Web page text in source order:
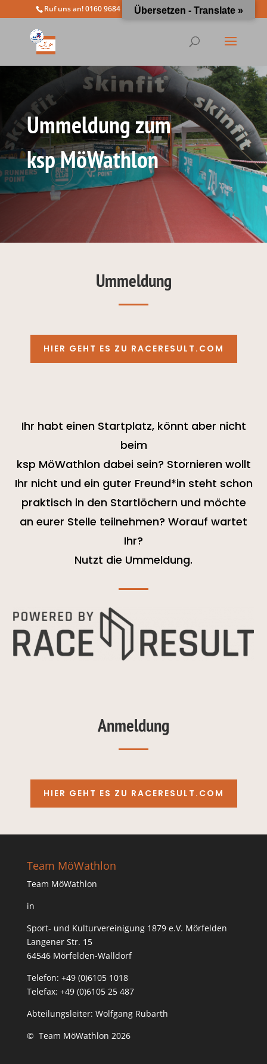
Ruf uns an! 0160 9684 4963 info@moewathlon.de
Ummeldung zum
ksp MöWathlon
Ummeldung
HIER GEHT ES ZU RACERESULT.COM
Ihr habt einen Startplatz, könnt aber nicht
beim
ksp MöWathlon dabei sein? Stornieren wollt
Ihr nicht und ein guter Freund*in steht schon
praktisch in den Startlöchern und möchte
an eurer Stelle teilnehmen? Worauf wartet
Ihr?
Nutzt die Ummeldung.
Anmeldung
HIER GEHT ES ZU RACERESULT.COM
Team MöWathlon
Team MöWathlon
in
Sport- und Kulturvereinigung 1879 e.V. Mörfelden
Langener Str. 15
64546 Mörfelden-Walldorf
Telefon: +49 (0)6105 1018
Telefax: +49 (0)6105 25 487
Abteilungsleiter: Wolfgang Rubarth
© Team MöWathlon 2026
Übersetzen - Translate »